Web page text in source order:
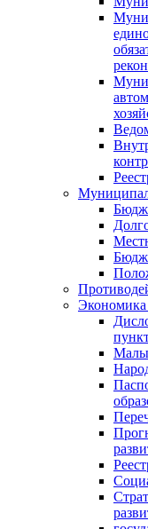
Экономика